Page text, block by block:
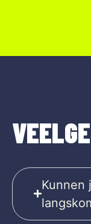
Kunnen